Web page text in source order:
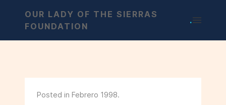
OUR LADY OF THE SIERRAS
FOUNDATION
.
Posted in Febrero 1998.